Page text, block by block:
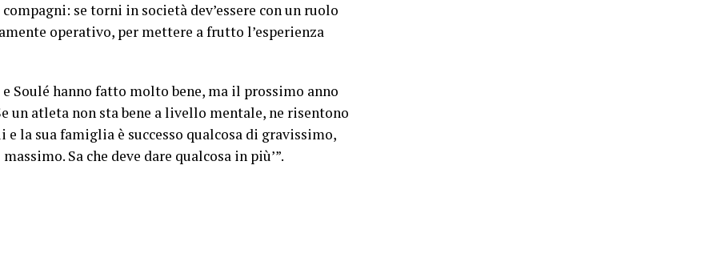
se torni in società dev’essere con un ruolo
operativo, per mettere a frutto l’esperienza
Soulé hanno fatto molto bene, ma il prossimo anno
un atleta non sta bene a livello mentale, ne risentono
la sua famiglia è successo qualcosa di gravissimo,
Sa che deve dare qualcosa in più’”.